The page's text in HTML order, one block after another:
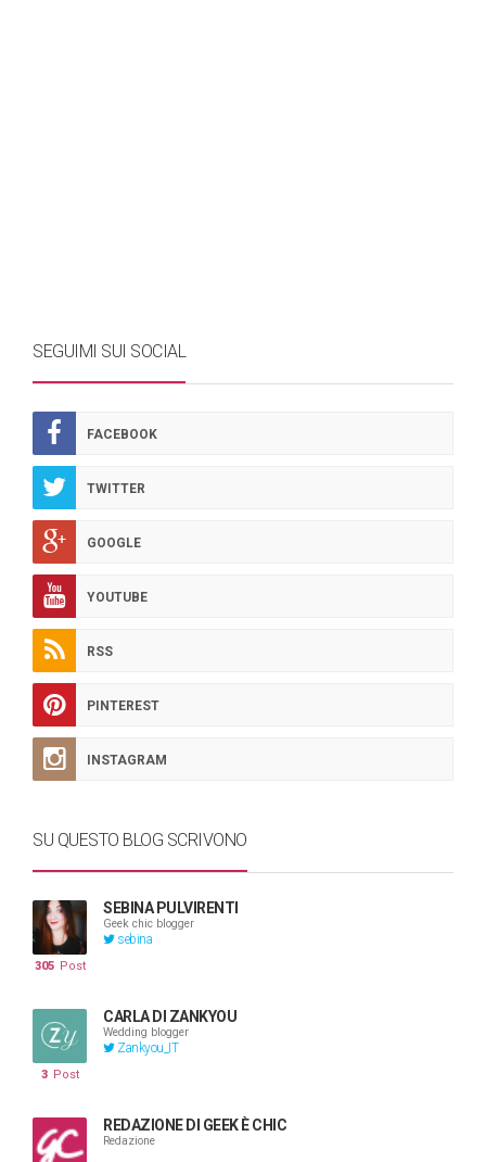
SEGUIMI SUI SOCIAL
FACEBOOK
TWITTER
GOOGLE
YOUTUBE
RSS
PINTEREST
INSTAGRAM
SU QUESTO BLOG SCRIVONO
SEBINA PULVIRENTI
Geek chic blogger
sebina
305 Post
CARLA DI ZANKYOU
Wedding blogger
Zankyou_IT
3 Post
REDAZIONE DI GEEK È CHIC
Redazione